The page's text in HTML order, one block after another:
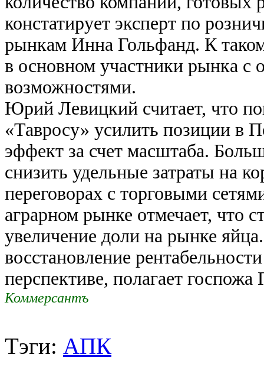
констатирует эксперт по
рынкам Инна Гольфанд. К
в основном участники рынка
возможностями.
Юрий Левицкий считает, что
«Тавросу» усилить позиции в
эффект за счет масштаба.
снизить удельные затраты на
переговорах с торговыми
аграрном рынке отмечает, что
увеличение доли на рынке
восстановление
перспективе, полагает госпожа
Коммерсантъ
Тэги: АПК